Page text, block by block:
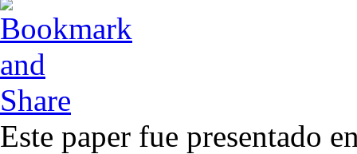
Este paper fue presentado